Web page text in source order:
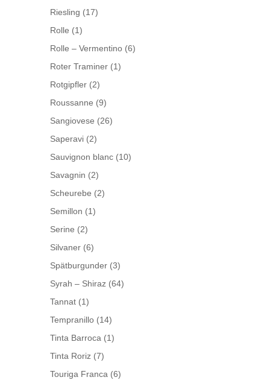
Riesling (17)
Rolle (1)
Rolle – Vermentino (6)
Roter Traminer (1)
Rotgipfler (2)
Roussanne (9)
Sangiovese (26)
Saperavi (2)
Sauvignon blanc (10)
Savagnin (2)
Scheurebe (2)
Semillon (1)
Serine (2)
Silvaner (6)
Spätburgunder (3)
Syrah – Shiraz (64)
Tannat (1)
Tempranillo (14)
Tinta Barroca (1)
Tinta Roriz (7)
Touriga Franca (6)